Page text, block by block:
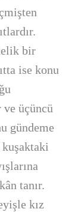
bir
ise konu
üçüncü
gündeme
tanır.
kız